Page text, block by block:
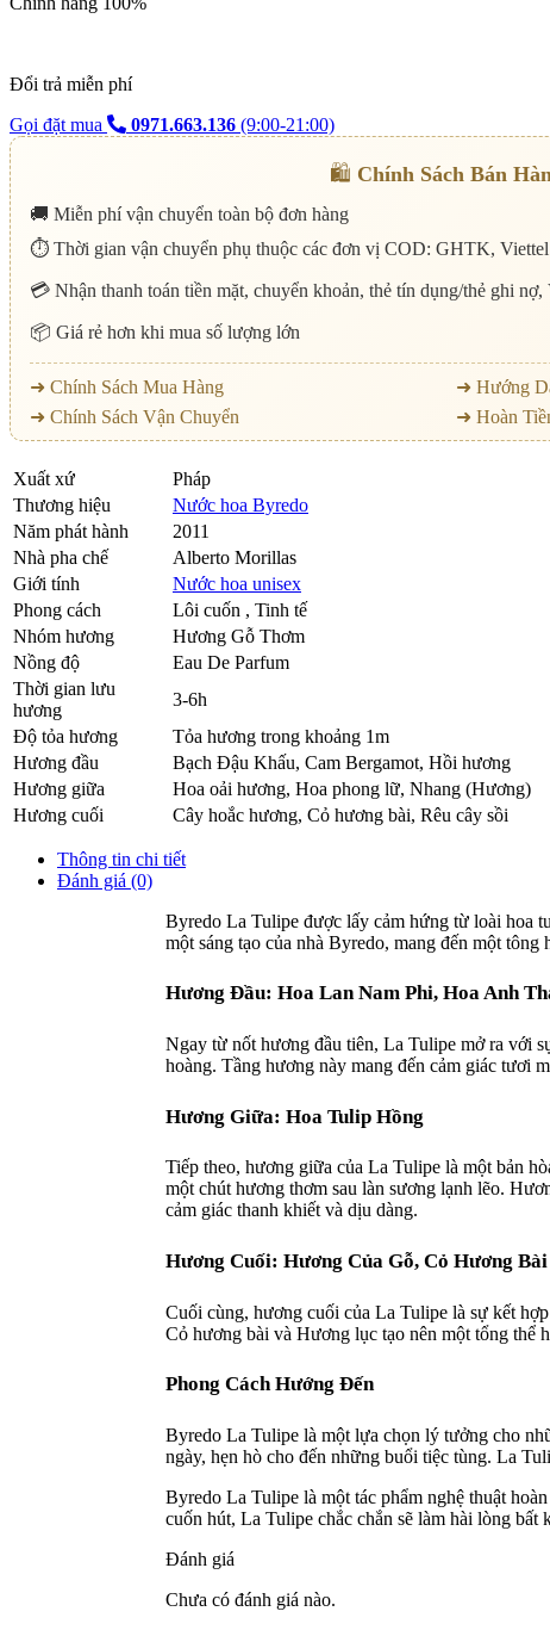
Đổi trả miễn phí
Gọi đặt mua
0971.663.136 (9:00-21:00)
🛍️ Chính Sách Bán
🚚 Miễn phí vận chuyển toàn bộ đơn hàng
⏱️ Thời gian vận chuyển phụ thuộc các đơn vị COD: GHTK, Viettel
💳 Nhận thanh toán tiền mặt, chuyển khoản, thẻ tín dụng/thẻ ghi nợ,
📦 Giá rẻ hơn khi mua số lượng lớn
➜ Chính Sách Mua Hàng
➜ Hướng
➜ Chính Sách Vận Chuyển
➜ Hoàn
Xuất xứ
Pháp
Thương hiệu
Nước hoa Byredo
Năm phát hành
2011
Nhà pha chế
Alberto Morillas
Giới tính
Nước hoa unisex
Phong cách
Lôi cuốn , Tinh tế
Nhóm hương
Hương Gỗ Thơm
Nồng độ
Eau De Parfum
Thời gian lưu
hương
3-6h
Độ tỏa hương
Tỏa hương trong khoảng 1m
Hương đầu
Bạch Đậu Khấu, Cam Bergamot, Hồi hương
Hương giữa
Hoa oải hương, Hoa phong lữ, Nhang (Hương)
Hương cuối
Cây hoắc hương, Cỏ hương bài, Rêu cây sồi
Thông tin chi tiết
Đánh giá (0)
Byredo La Tulipe được lấy cảm hứng từ loài hoa
một sáng tạo của nhà Byredo, mang đến một
Hương Đầu: Hoa Lan Nam Phi, Hoa Anh
Ngay từ nốt hương đầu tiên, La Tulipe mở ra với
hoàng. Tầng hương này mang đến cảm giác tươi
Hương Giữa: Hoa Tulip Hồng
Tiếp theo, hương giữa của La Tulipe là một bản
một chút hương thơm sau làn sương lạnh lẽo.
cảm giác thanh khiết và dịu dàng.
Hương Cuối: Hương Của Gỗ, Cỏ Hương
Cuối cùng, hương cuối của La Tulipe là sự kết
Cỏ hương bài và Hương lục tạo nên một tổng thể
Phong Cách Hướng Đến
Byredo La Tulipe là một lựa chọn lý tưởng cho
ngày, hẹn hò cho đến những buổi tiệc tùng. La
Byredo La Tulipe là một tác phẩm nghệ thuật
cuốn hút, La Tulipe chắc chắn sẽ làm hài lòng
Đánh giá
Chưa có đánh giá nào.